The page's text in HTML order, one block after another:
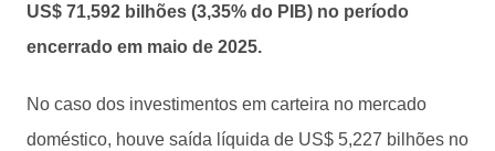
US$ 71,592 bilhões (3,35% do PIB) no período
encerrado em maio de 2025.
No caso dos investimentos em carteira no mercado
doméstico, houve saída líquida de US$ 5,227 bilhões no